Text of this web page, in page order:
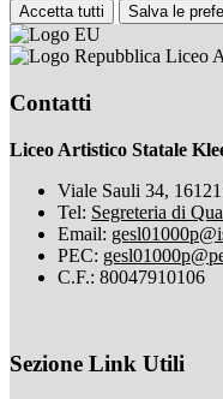
Accetta tutti Salva le
Liceo
Contatti
Liceo Artistico Statale
Viale Sauli 34,
Tel: Segreteria di
Email:
PEC:
C.F.: 80047910106
Sezione Link Utili